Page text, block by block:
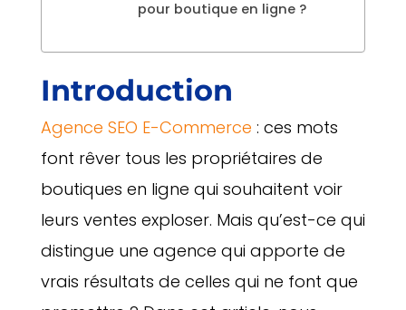
pour boutique en ligne ?
Introduction
Agence SEO E-Commerce : ces mots
font rêver tous les propriétaires de
boutiques en ligne qui souhaitent voir
leurs ventes exploser. Mais qu’est-ce qui
distingue une agence qui apporte de
vrais résultats de celles qui ne font que